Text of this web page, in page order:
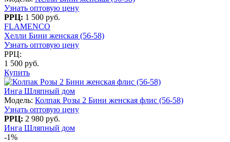
Узнать оптовую цену
РРЦ: 1 500 руб.
FLAMENCO
Хелли Бини женская (56-58)
Узнать оптовую цену
РРЦ:
1 500 руб.
Купить
Инга Шляпный дом
Модель: Колпак Розы 2 Бини женская флис (56-58)
Узнать оптовую цену
РРЦ: 2 980 руб.
Инга Шляпный дом
-1%